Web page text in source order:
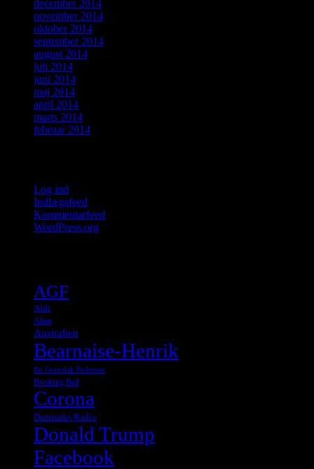
december 2014
november 2014
oktober 2014
september 2014
august 2014
juli 2014
juni 2014
maj 2014
april 2014
marts 2014
februar 2014
Log ind
Indlægsfeed
Kommentarfeed
WordPress.org
AGF
Aldi
Alien
Australien
Bearnaise-Henrik
Bo Gorzelak Pedersen
Breaking Bad
Corona
Danmarks Radio
Donald Trump
Facebook